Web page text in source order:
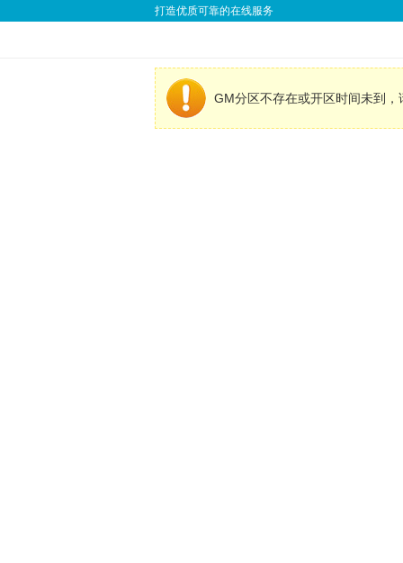
打造优质可靠的在线服务
GM分区不存在或开区时间未到，